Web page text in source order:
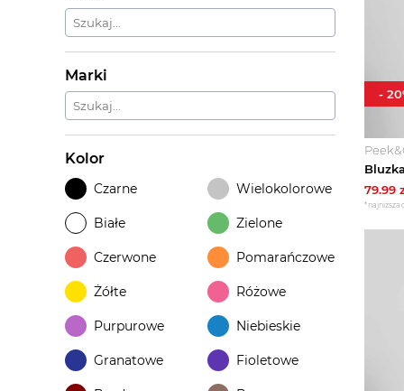
Marki
Kolor
Czarne Wielokolorowe
Białe Zielone
Czerwone Pomarańczowe
Żółte Różowe
Purpurowe Niebieskie
Granatowe Fioletowe
79.99
*najniższa
- 20